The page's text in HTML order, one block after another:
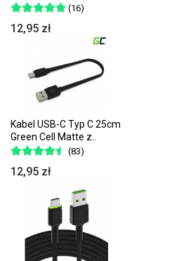
(16)
12,95 zł
Kabel USB-C Typ C 25cm
Green Cell Matte z..
(83)
12,95 zł